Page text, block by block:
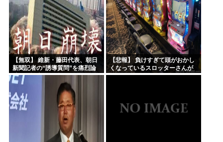
【無双】 維新・藤田代表、朝日
新聞記者の“誘導質問”を痛烈論
破する記者会見動画がネットで
大反響ｗｗｗｗｗ
【悲報】 負けすぎて頭がおかし
くなっているスロッターさんが
発見される…